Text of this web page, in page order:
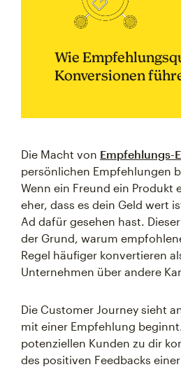
Wie
Konversionen
Die Macht von Empfehlungs-
persönlichen Empfehlungen
Wenn ein Freund ein Produkt
eher, dass es dein Geld wert
Ad dafür gesehen hast.
der Grund, warum
Regel häufiger konvertieren
Unternehmen über andere
Die Customer Journey sieht
mit einer Empfehlung
potenziellen Kunden zu dir
des positiven Feedbacks